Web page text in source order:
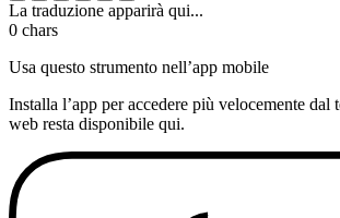
La traduzione apparirà qui...
0 chars
Usa questo strumento nell’app mobile
Installa l’app per accedere più velocemente dal
web resta disponibile qui.